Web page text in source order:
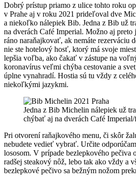
Dobrý prístup priamo z ulice tohto roku
v Prahe aj v roku 2021 prideľoval dve
a niekoľko nálepiek Bib. Jedna z Bib už
na dverách Café Imperial. Možno aj
ráno naraňajkovať, ak nemáte rezerváciu
nie ste hotelový hosť, ktorý má svoje
lepšia voľba, ako čakať v zástupe na
koronavírus veľmi chýba cestovanie a
úplne vynahradí. Hostia sú tu vždy z
niekoľkými jazykmi.
Jedna z Bib Michelin nálepiek už
chýbať aj na dverách Café
Pri otvorení raňajkového menu, či skôr
nebudete vedieť vybrať. Určite
lososom. V prípade bezlepkového pečiva
radšej steakový nôž, lebo tak ako vždy a
bezlepkové pečivo sa bežným nožom